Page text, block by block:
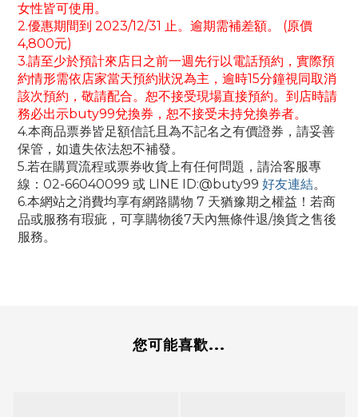
女性皆可使用。
2.優惠期間到 2023/12/31 止。逾期需補差額。 (原價
4,800元)
3.請至少於預計來店日之前一週先行以電話預約，實際預
約情形需依店家當天預約狀況為主，逾時15分鐘視同取消
該次預約，敬請配合。恕不接受現場直接預約。 到店時請
務必出示buty99兌換券，恕不接受未持兌換券者。
4.本商品票券皆足額信託且為不記名之有價證券，請妥善
保管，如遺失依法恕不補發。
5.若在購買流程或票券收貨上有任何問題，請洽客服專
線：02-66040099 或 LINE ID:@buty99 好友連結。
6.本網站之消費均享有網路購物 7 天猶豫期之權益！若商
品或服務有瑕疵，可享購物後7天內無條件退/換貨之售後
服務。
您可能喜歡...